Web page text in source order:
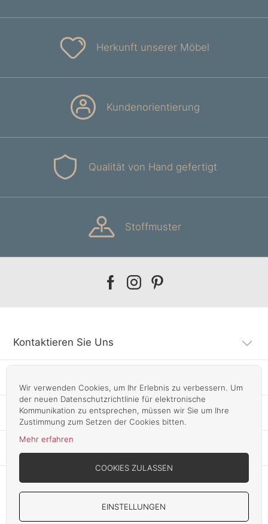
Wir verwenden Cookies, um Ihr Erlebnis zu verbessern. Um
der neuen Datenschutzrichtlinie für elektronische
Kommunikation zu entsprechen, müssen wir Sie um Ihre
Zustimmung zum Setzen der Cookies bitten.
Mehr erfahren
COOKIES ZULASSEN
EINSTELLUNGEN
Herkunft unserer Möbel
Kundenorientierung
Qualität von Hand gefertigt
Stoffmuster
Our
Our
Our
Kontaktieren Sie Uns
Infos